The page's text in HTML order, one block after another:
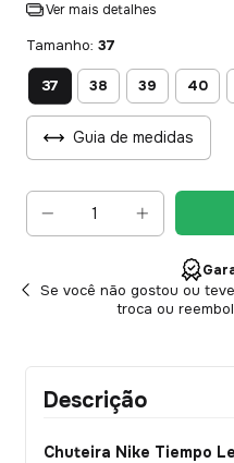
Ver mais detalhes
Tamanho: 37
37 38 39 40
Guia de medidas
Se você não gostou ou
troca ou
Descrição
Chuteira Nike Tiempo